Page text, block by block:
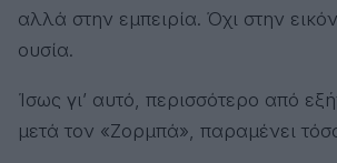
αλλά στην εμπειρία. Όχι στην
ουσία.
Ίσως γι’ αυτό, περισσότερο από
μετά τον «Ζορμπά», παραμένει